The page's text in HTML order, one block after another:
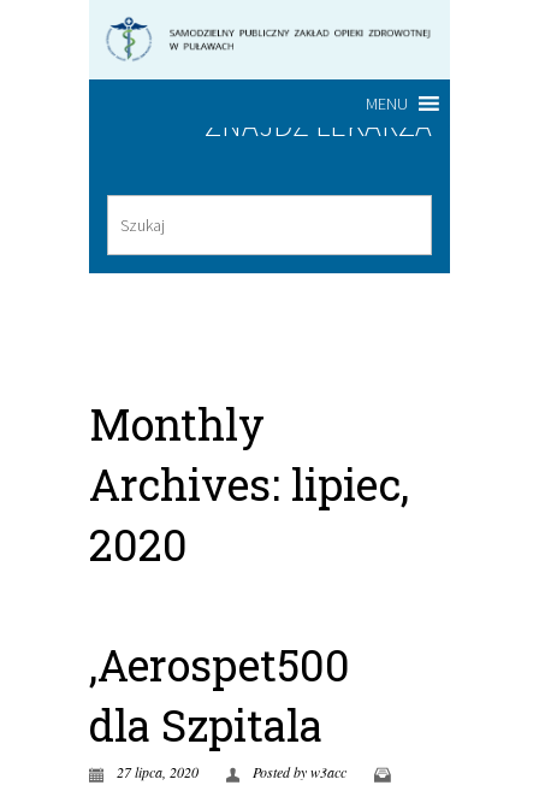
MENU
ZNAJDŹ LEKARZA
Monthly
Archives: lipiec,
2020
,Aerospet500
dla Szpitala
27 lipca, 2020 Posted byw3acc